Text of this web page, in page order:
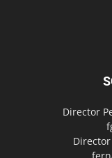
Director